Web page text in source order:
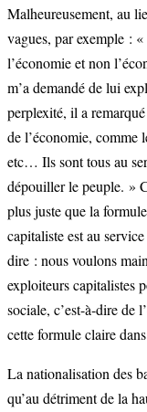
Malheureusement, au
vagues, par exemple :
l’économie et non
m’a demandé de lui
perplexité, il a
de l’économie, comme
etc… Ils sont tous au
dépouiller le peuple. »
plus juste que la
capitaliste est au
dire : nous voulons
exploiteurs capitalistes
sociale, c’est-à-dire de
cette formule claire
La nationalisation des
qu’au détriment de la